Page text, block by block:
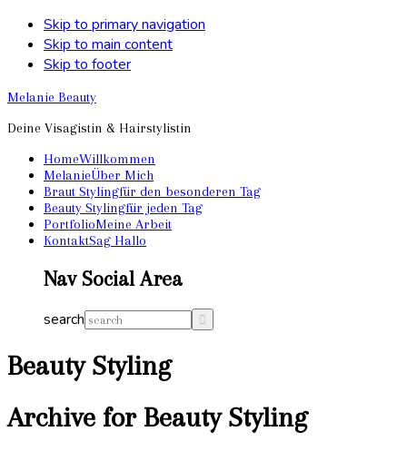
Skip to primary navigation
Skip to main content
Skip to footer
Melanie Beauty
Deine Visagistin & Hairstylistin
HomeWillkommen
MelanieÜber Mich
Braut Stylingfür den besonderen Tag
Beauty Stylingfür jeden Tag
PortfolioMeine Arbeit
KontaktSag Hallo
Nav Social Area
search
Beauty Styling
Archive for Beauty Styling